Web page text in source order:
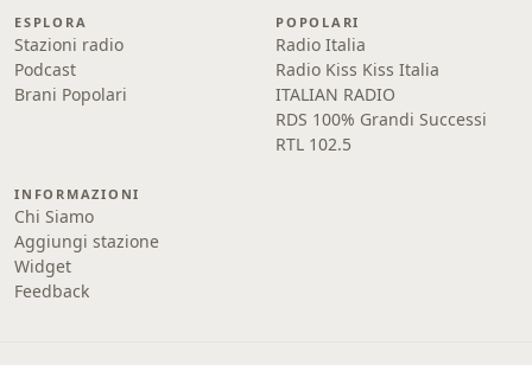
ESPLORA
Stazioni radio
Podcast
Brani Popolari
POPOLARI
Radio Italia
Radio Kiss Kiss Italia
ITALIAN RADIO
RDS 100% Grandi Successi
RTL 102.5
INFORMAZIONI
Chi Siamo
Aggiungi stazione
Widget
Feedback